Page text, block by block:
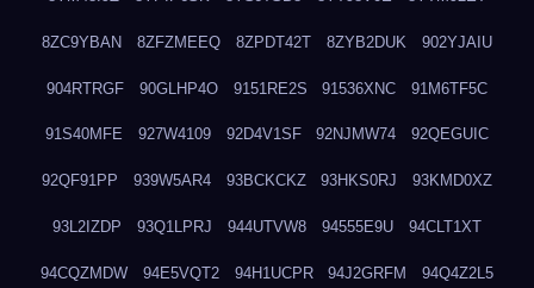
8ZC9YBAN 8ZFZMEEQ 8ZPDT42T 8ZYB2DUK 902YJAIU
904RTRGF 90GLHP4O 9151RE2S 91536XNC 91M6TF5C
91S40MFE 927W4109 92D4V1SF 92NJMW74 92QEGUIC
92QF91PP 939W5AR4 93BCKCKZ 93HKS0RJ 93KMD0XZ
93L2IZDP 93Q1LPRJ 944UTVW8 94555E9U 94CLT1XT
94CQZMDW 94E5VQT2 94H1UCPR 94J2GRFM 94Q4Z2L5